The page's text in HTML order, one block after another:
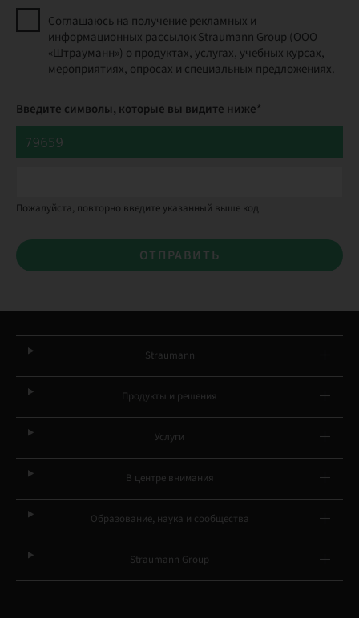
Соглашаюсь на получение рекламных и
информационных рассылок Straumann Group (ООО
«Штрауманн») о продуктах, услугах, учебных курсах,
мероприятиях, опросах и специальных предложениях.
Введите символы, которые вы видите ниже*
Пожалуйста, повторно введите указанный выше код
ОТПРАВИТЬ
Straumann
Продукты и решения
Услуги
В центре внимания
Образование, наука и сообщества
Straumann Group